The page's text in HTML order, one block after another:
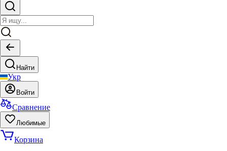
Найти
Укр
Войти
Сравнение
Любимые
Корзина